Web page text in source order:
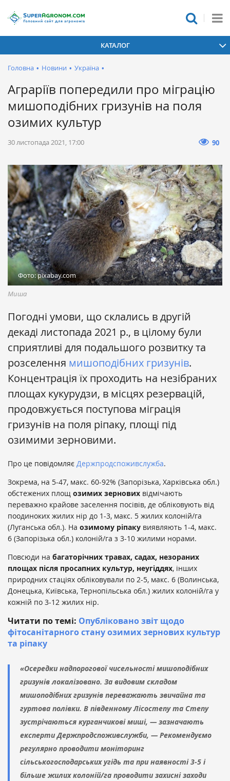
КАТАЛОГ
Головна • Новини • Україна •
Аграріїв попередили про міграцію
мишоподібних гризунів на поля
озимих культур
30 листопада 2021, 17:00 90
Фото: pixabay.com
Миша
Погодні умови, що склались в другій
декаді листопада 2021 р., в цілому були
сприятливі для подальшого розвитку та
розселення мишоподібних гризунів.
Концентрація їх проходить на незібраних
площах кукурудзи, в місцях резервацій,
продовжується поступова міграція
гризунів на поля ріпаку, площі під
озимими зерновими.
Про це повідомляє Держпродспоживслужба.
Зокрема, на 5-47, макс. 60-92% (Запорізька, Харківська обл.)
обстежених площ озимих зернових відмічають
переважно крайове заселення посівів, де обліковують від
поодиноких жилих нір до 1-3, макс. 5 жилих колоній/га
(Луганська обл.). На озимому ріпаку виявляють 1-4, макс.
6 (Запорізька обл.) колоній/га з 3-10 жилими норами.
Повсюди на багаторічних травах, садах, незораних
площах після просапних культур, неугіддях, інших
природних стаціях обліковували по 2-5, макс. 6 (Волинська,
Донецька, Київська, Тернопільська обл.) жилих колоній/га у
кожній по 3-12 жилих нір.
Читати по темі: Опубліковано звіт щодо
фітосанітарного стану озимих зернових культур
та ріпаку
«Осередки надпорогової чисельності мишоподібних
гризунів локалізовано. За видовим складом
мишоподібних гризунів переважають звичайна та
гуртова полівки. В південному Лісостепу та Степу
зустрічаються курганчикові миші, — зазначають
експерти Держпродспоживслужби, — Рекомендуємо
регулярно проводити моніторинг
сільськогосподарських угідь та при наявності 3-5 і
більше жилих колоній/га проводити захисні заходи